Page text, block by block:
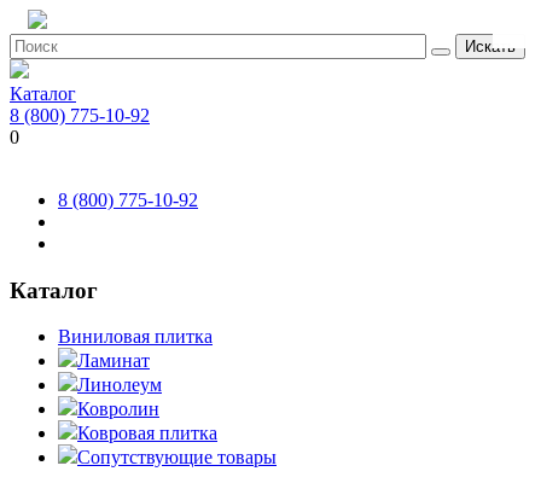
Искать
Каталог
8 (800) 775-10-92
0
8 (800) 775-10-92
Каталог
Виниловая плитка
Ламинат
Линолеум
Ковролин
Ковровая плитка
Сопутствующие товары